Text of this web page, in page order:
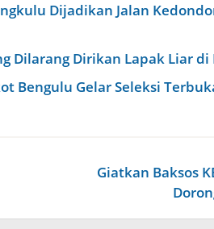
Dijadikan Jalan
Dilarang Dirikan Lapak Liar
Bengulu Gelar Seleksi
Giatkan Baksos